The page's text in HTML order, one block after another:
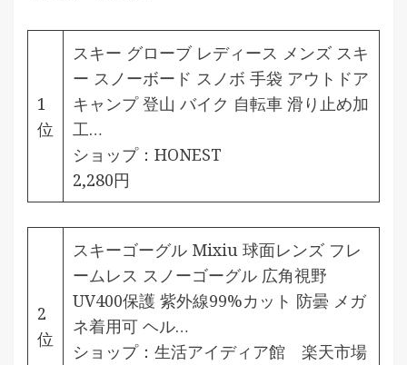
1
位
スキー グローブ レディース メンズ スキ
ー スノーボード スノボ 手袋 アウトドア
キャンプ 登山 バイク 自転車 滑り止め加
工…
ショップ： HONEST
2,280円
2
位
スキーゴーグル Mixiu 球面レンズ フレ
ームレス スノーゴーグル 広角視野
UV400保護 紫外線99%カット 防曇 メガ
ネ着用可 ヘル…
ショップ： 生活アイディア館 楽天市場